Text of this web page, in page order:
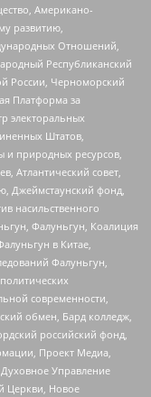
Американо-
развитию,
Отношений,
Республиканский
России, Черноморский
Платформа за
электоральных
Штатов,
и природных ресурсов,
Атлантический совет,
Джеймстаунский фонд,
насильственного
Фалуньгун, Коалиция
в Китае,
Фалуньгун,
современности,
обмен, Бард колледж,
российский фонд,
Проект Медиа,
Управление
Церкви, Новое